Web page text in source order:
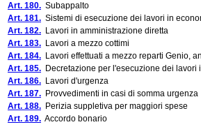
Art. 180. Subappalto
Art. 181. Sistemi di esecuzione dei lavori in
Art. 182. Lavori in amministrazione diretta
Art. 183. Lavori a mezzo cottimi
Art. 184. Lavori effettuati a mezzo reparti Genio,
Art. 185. Decretazione per l'esecuzione dei lavori
Art. 186. Lavori d'urgenza
Art. 187. Provvedimenti in casi di somma urgenza
Art. 188. Perizia suppletiva per maggiori spese
Art. 189. Accordo bonario